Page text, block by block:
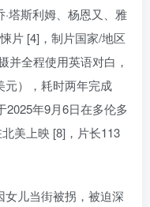
塔斯利姆、杨恩又、雅
片 [4]，制片国家/地区
并全程使用英语对白，
元），耗时两年完成
2025年9月6日在多伦多
美上映 [8]，片长113
儿当街被拐，被迫深